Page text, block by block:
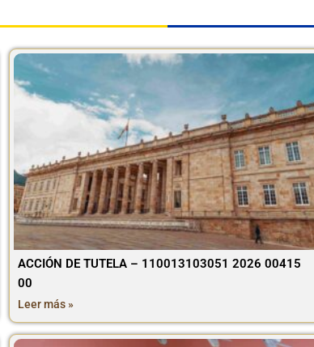
ACCIÓN DE TUTELA – 110013103051 2026 00415
00
Leer más »